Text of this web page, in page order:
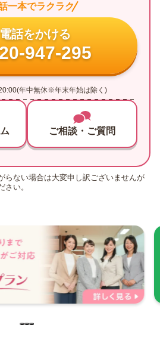
一本でラクラク
電話をかける
947-295
年中無休※年末年始は除く)
ご相談・ご質問
らない場合は大変申し訳ございませんが
い。